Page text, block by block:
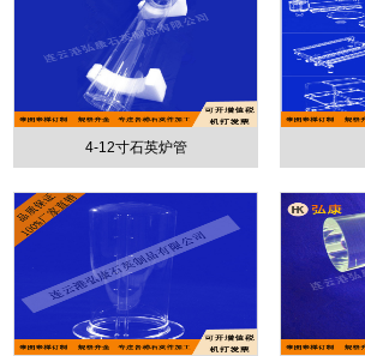
4-12寸石英炉管